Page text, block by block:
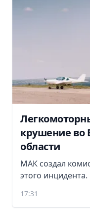
крушение во
области
МАК создал
этого инцидента.
17:31